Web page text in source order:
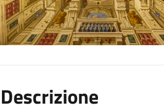
Descrizione